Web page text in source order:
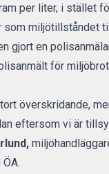
per liter, i stället
som miljötillståndet
gjort en
för
överskridande,
eftersom vi är
ÖA.